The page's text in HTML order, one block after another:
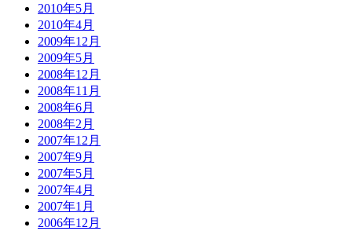
2010年5月
2010年4月
2009年12月
2009年5月
2008年12月
2008年11月
2008年6月
2008年2月
2007年12月
2007年9月
2007年5月
2007年4月
2007年1月
2006年12月